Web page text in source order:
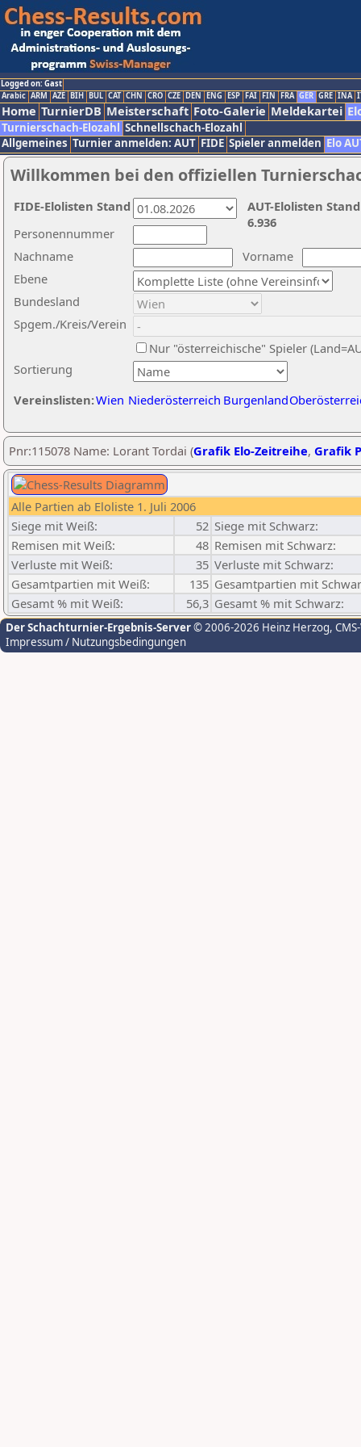
Logged on: Gast
Arabic ARM AZE BIH BUL CAT CHN CRO CZE DEN ENG ESP FAI FIN FRA GER GRE INA
Home TurnierDB Meisterschaft Foto-Galerie Meldekartei
Turnierschach-Elozahl Schnellschach-Elozahl
Allgemeines Turnier anmelden: AUT FIDE Spieler anmelden Elo
Willkommen bei den offiziellen
Nachname
Vorname
Ebene
Sortierung
Personennummer
Bundesland
Spgem./Kreis/Verein
Nur "österreichische" Spieler
Vereinslisten:Wien Niederösterreich Burgenland
AUT-Elolisten
6.936
FIDE-Elolisten Stand
Pnr:115078 Name: Lorant Tordai (Grafik Elo-Zeitreihe, Grafik
Alle Partien ab Eloliste 1. Juli 2006
Siege mit Weiß:
52 Siege mit Schwarz:
Remisen mit Weiß:
48 Remisen mit Schwarz:
Verluste mit Weiß:
35 Verluste mit Schwarz:
Gesamtpartien mit Weiß:
135 Gesamtpartien mit
Gesamt % mit Weiß:
56,3 Gesamt % mit Schwarz:
Der Schachturnier-Ergebnis-Server© 2006-2026 Heinz Herzog,
Impressum / Nutzungsbedingungen